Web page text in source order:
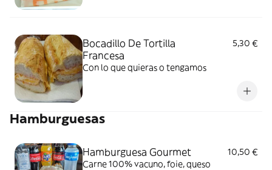
Bocadillo De Tortilla
Francesa
5,30 €
Con lo que quieras o tengamos
Hamburguesas
Hamburguesa Gourmet
10,50 €
Carne 100% vacuno, foie, queso